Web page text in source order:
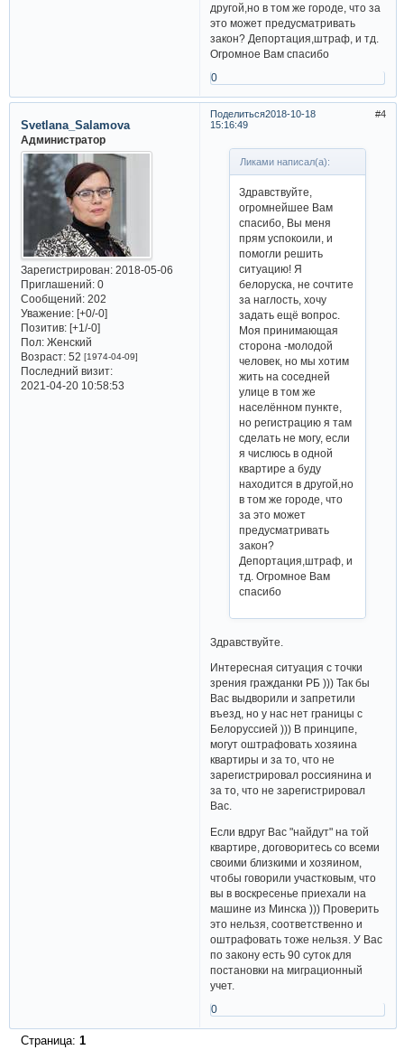
другой,но в том же городе, что за
это может предусматривать
закон? Депортация,штраф, и тд.
Огромное Вам спасибо
0
Поделиться 4
2018-10-18
15:16:49
Svetlana_Salamova
Администратор
Зарегистрирован: 2018-05-06
Приглашений:0
Сообщений:202
Уважение: [+0/-0]
Позитив: [+1/-0]
Пол:Женский
Возраст:52 [1974-04-09]
Последний визит:
2021-04-20 10:58:53
Ликами написал(а):
Здравствуйте,
огромнейшее Вам
спасибо, Вы меня
прям успокоили, и
помогли решить
ситуацию! Я
белоруска, не сочтите
за наглость, хочу
задать ещё вопрос.
Моя принимающая
сторона -молодой
человек, но мы хотим
жить на соседней
улице в том же
населённом пункте,
но регистрацию я там
сделать не могу, если
я числюсь в одной
квартире а буду
находится в другой,но
в том же городе, что
за это может
предусматривать
закон?
Депортация,штраф, и
тд. Огромное Вам
спасибо
Здравствуйте.
Интересная ситуация с точки
зрения гражданки РБ ))) Так бы
Вас выдворили и запретили
въезд, но у нас нет границы с
Белоруссией ))) В принципе,
могут оштрафовать хозяина
квартиры и за то, что не
зарегистрировал россиянина и
за то, что не зарегистрировал
Вас.
Если вдруг Вас "найдут" на той
квартире, договоритесь со всеми
своими близкими и хозяином,
чтобы говорили участковым, что
вы в воскресенье приехали на
машине из Минска ))) Проверить
это нельзя, соответственно и
оштрафовать тоже нельзя. У Вас
по закону есть 90 суток для
постановки на миграционный
учет.
0
Страница: 1